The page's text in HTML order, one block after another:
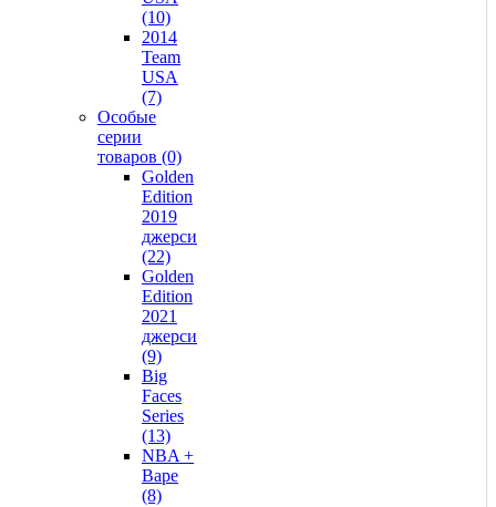
(10)
2014
Team
USA
(7)
Особые
серии
товаров (0)
Golden
Edition
2019
джерси
(22)
Golden
Edition
2021
джерси
(9)
Big
Faces
Series
(13)
NBA +
Bape
(8)